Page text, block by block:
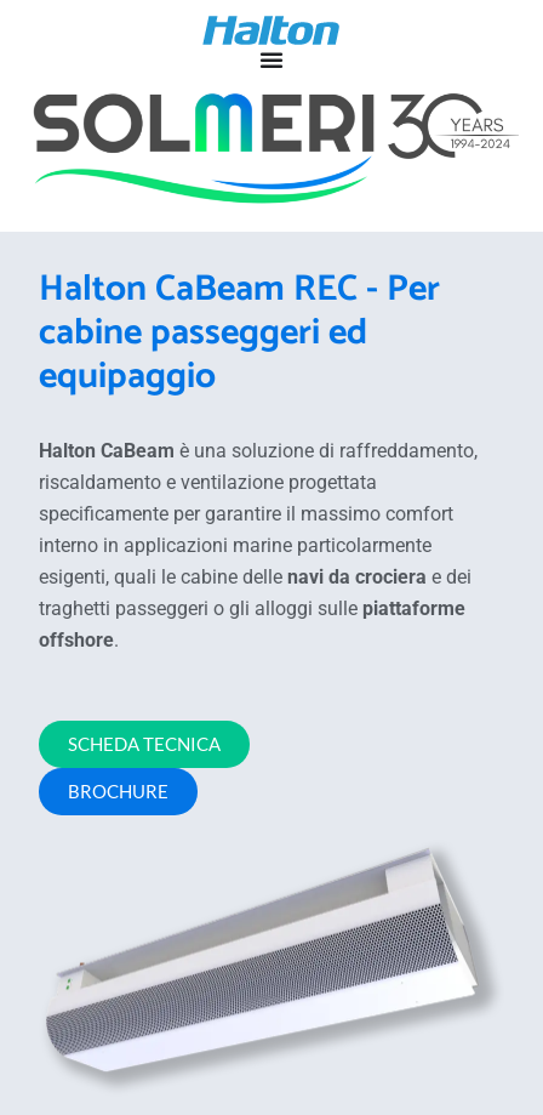
Halton CaBeam REC - Per
cabine passeggeri ed
equipaggio
Halton CaBeam è una soluzione di raffreddamento,
riscaldamento e ventilazione progettata
specificamente per garantire il massimo comfort
interno in applicazioni marine particolarmente
esigenti, quali le cabine dellenavi da crociera e dei
traghetti passeggeri o gli alloggi sulle piattaforme
offshore.
SCHEDA TECNICA
BROCHURE